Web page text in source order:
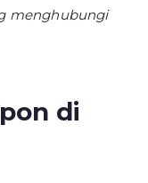
menghubungi
di